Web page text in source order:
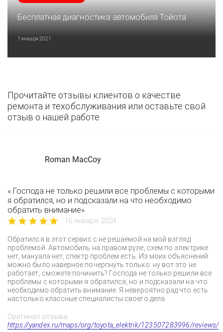
Бесплатная диагностика автомобиля Тойота
1 января 2021
Прочитайте отзывы клиентов о качестве
ремонта и техобслуживания или оставьте свой
отзыв о нашей работе
Roman MacCoy
« Господа не только решили все проблемы с которыми
я обратился, но и подсказали на что необходимо
обратить внимание»
16 января 2024
Обратился в этот сервис с не решаемой на мой взгляд
проблемой. Автомобиль на правом руле, схем по электрике
нет, мануала нет, спектр проблем есть. Из моих объяснений
можно было наверное почерпнуть только: ну вот это не
работает, сможете починить? Господа не только решили все
проблемы с которыми я обратился, но и подсказали на что
необходимо обратить внимание. Я невероятно рад что есть
настолько классные специалисты своего дела.
Оригинал отзыва:
https://yandex.ru/maps/org/toyota_elektrik/123507283996/reviews/